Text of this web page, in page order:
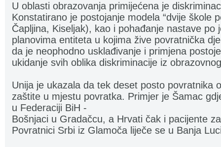
U oblasti obrazovanja primijećena je
Konstatirano je postojanje modela “dvije škole
Čapljina, Kiseljak), kao i pohađanje nastave po
planovima entiteta u kojima žive povratnička
da je neophodno usklađivanje i primjena
ukidanje svih oblika diskriminacije iz
Unija je ukazala da tek deset posto povratnika
zaštite u mjestu povratka. Primjer je Šamac
u Federaciji BiH -
Bošnjaci u Gradačcu, a Hrvati čak i pacijente
Povratnici Srbi iz Glamoča liječe se u Banja